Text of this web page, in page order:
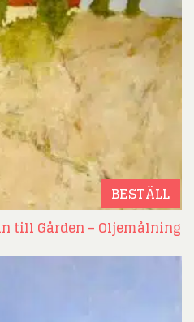
BESTÄLL
till Gården – Oljemålning